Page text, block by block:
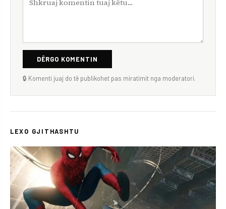
DËRGO KOMENTIN
🔒 Komenti juaj do të publikohet pas miratimit nga moderatori.
LEXO GJITHASHTU